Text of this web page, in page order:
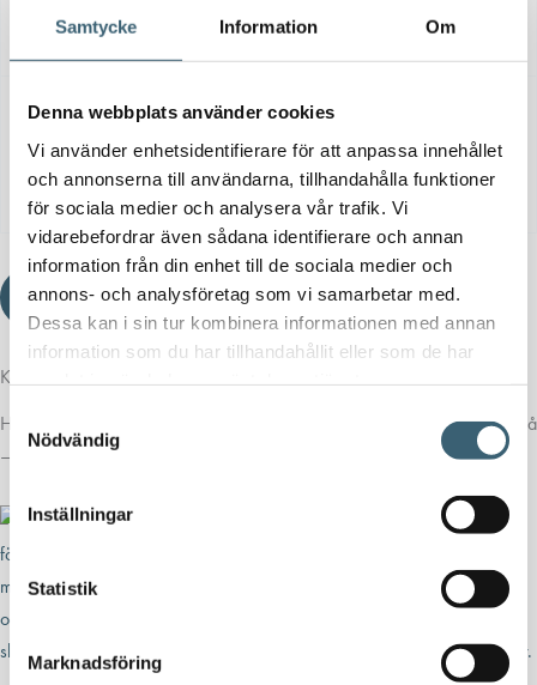
Samtycke Information Om
Denna webbplats använder cookies
Vi använder enhetsidentifierare för att anpassa innehållet
och annonserna till användarna, tillhandahålla funktioner
för sociala medier och analysera vår trafik. Vi
vidarebefordrar även sådana identifierare och annan
information från din enhet till de sociala medier och
annons- och analysföretag som vi samarbetar med.
Dessa kan i sin tur kombinera informationen med annan
information som du har tillhandahållit eller som de har
Nödvändig
Inställningar
Statistik
Marknadsföring
Dokument Typ
Öppna PDF:
Datablad
camlock Syrafast
PDF
KB
ner fil:
Ladda
Ladda ner produktblad
Komplettera med rätt tillval
Här har vi samlat produkter som ofta passar bra ihop med det du tittar på
– för en mer komplett lösning.